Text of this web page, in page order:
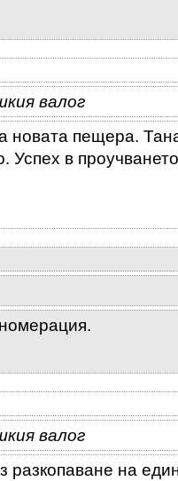
валог
новата пещера.
Успех в
валог
разкопаване на